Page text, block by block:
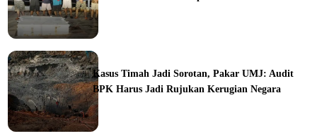
Kasus Timah Jadi Sorotan, Pakar UMJ: Audit
BPK Harus Jadi Rujukan Kerugian Negara